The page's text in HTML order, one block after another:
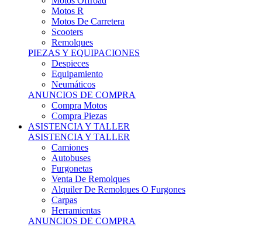
Motos R
Motos De Carretera
Scooters
Remolques
PIEZAS Y EQUIPACIONES
Despieces
Equipamiento
Neumáticos
ANUNCIOS DE COMPRA
Compra Motos
Compra Piezas
ASISTENCIA Y TALLER
ASISTENCIA Y TALLER
Camiones
Autobuses
Furgonetas
Venta De Remolques
Alquiler De Remolques O Furgones
Carpas
Herramientas
ANUNCIOS DE COMPRA